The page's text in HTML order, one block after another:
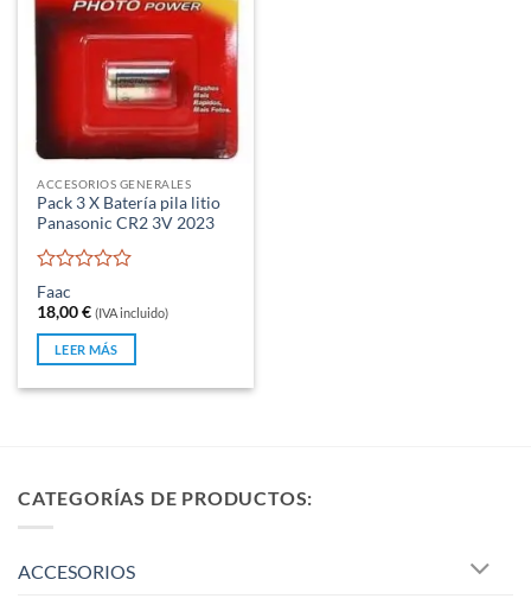
ACCESORIOS GENERALES
Pack 3 X Batería pila litio
Panasonic CR2 3V 2023
Valorado
con
0
de
5
Faac
18,00€ (IVA incluido)
LEER MÁS
CATEGORÍAS DE PRODUCTOS:
ACCESORIOS